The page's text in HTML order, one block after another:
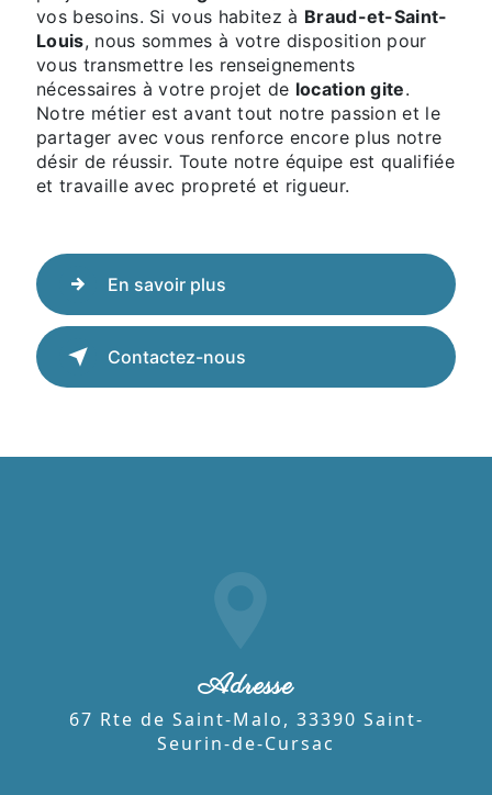
vos besoins. Si vous habitez à Braud-et-Saint-
Louis, nous sommes à votre disposition pour
vous transmettre les renseignements
nécessaires à votre projet de location gite.
Notre métier est avant tout notre passion et le
partager avec vous renforce encore plus notre
désir de réussir. Toute notre équipe est qualifiée
et travaille avec propreté et rigueur.
En savoir plus
Contactez-nous
Adresse
67 Rte de Saint-Malo, 33390 Saint-
Seurin-de-Cursac